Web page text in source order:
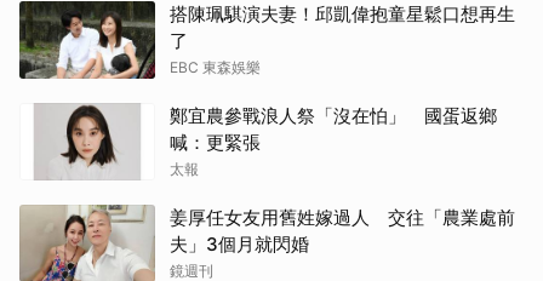
搭陳珮騏演夫妻！邱凱偉抱童星鬆口想再生
了
EBC 東森娛樂
鄭宜農參戰浪人祭「沒在怕」 國蛋返鄉
喊：更緊張
太報
姜厚任女友用舊姓嫁過人 交往「農業處前
夫」3個月就閃婚
鏡週刊